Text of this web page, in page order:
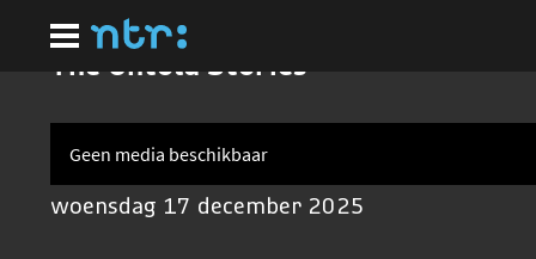
hoofdinhoud
The Untold Stories
Geen media beschikbaar
woensdag 17 december 2025